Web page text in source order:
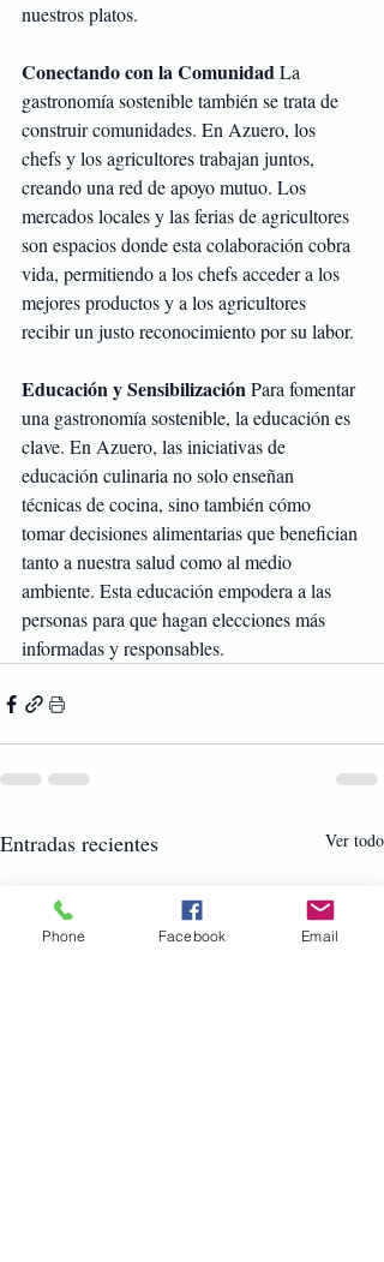
nuestros platos.
Conectando con la Comunidad La
gastronomía sostenible también se trata de
construir comunidades. En Azuero, los
chefs y los agricultores trabajan juntos,
creando una red de apoyo mutuo. Los
mercados locales y las ferias de agricultores
son espacios donde esta colaboración cobra
vida, permitiendo a los chefs acceder a los
mejores productos y a los agricultores
recibir un justo reconocimiento por su labor.
Educación y Sensibilización Para fomentar
una gastronomía sostenible, la educación es
clave. En Azuero, las iniciativas de
educación culinaria no solo enseñan
técnicas de cocina, sino también cómo
tomar decisiones alimentarias que benefician
tanto a nuestra salud como al medio
ambiente. Esta educación empodera a las
personas para que hagan elecciones más
informadas y responsables.
Entradas recientes Ver todo
Phone Facebook Email